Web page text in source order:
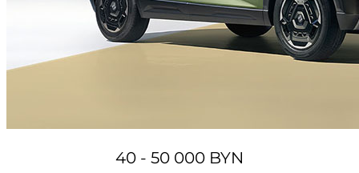
40 - 50 000 BYN